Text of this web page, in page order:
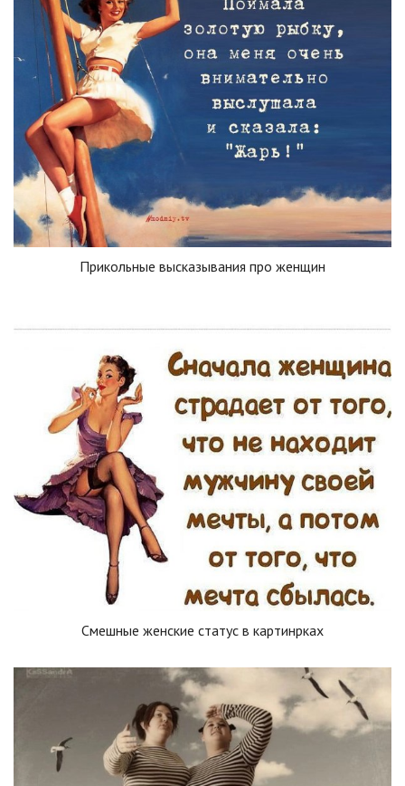
Прикольные высказывания про женщин
Смешные женские статус в картинрках